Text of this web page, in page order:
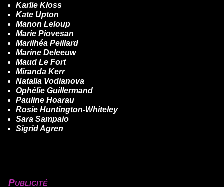
Karlie Kloss
Kate Upton
Manon Leloup
Marie Piovesan
Marilhéa Peillard
Marine Deleeuw
Maud Le Fort
Miranda Kerr
Natalia Vodianova
Ophélie Guillermand
Pauline Hoarau
Rosie Huntington-Whiteley
Sara Sampaio
Sigrid Agren
Publicité